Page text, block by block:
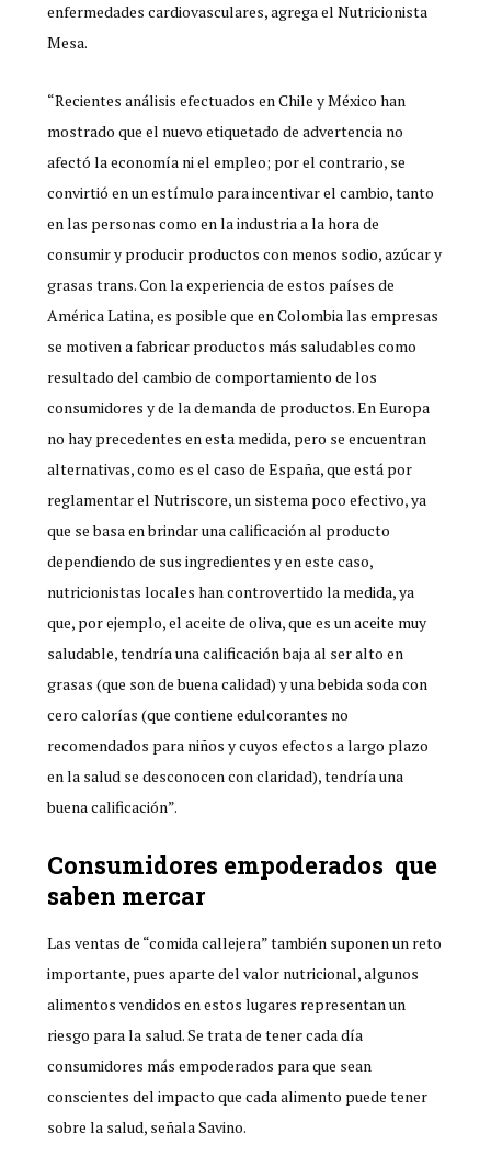
enfermedades cardiovasculares, agrega el Nutricionista
Mesa.
“Recientes análisis efectuados en Chile y México han
mostrado que el nuevo etiquetado de advertencia no
afectó la economía ni el empleo; por el contrario, se
convirtió en un estímulo para incentivar el cambio, tanto
en las personas como en la industria a la hora de
consumir y producir productos con menos sodio, azúcar y
grasas trans. Con la experiencia de estos países de
América Latina, es posible que en Colombia las empresas
se motiven a fabricar productos más saludables como
resultado del cambio de comportamiento de los
consumidores y de la demanda de productos. En Europa
no hay precedentes en esta medida, pero se encuentran
alternativas, como es el caso de España, que está por
reglamentar el Nutriscore, un sistema poco efectivo, ya
que se basa en brindar una calificación al producto
dependiendo de sus ingredientes y en este caso,
nutricionistas locales han controvertido la medida, ya
que, por ejemplo, el aceite de oliva, que es un aceite muy
saludable, tendría una calificación baja al ser alto en
grasas (que son de buena calidad) y una bebida soda con
cero calorías (que contiene edulcorantes no
recomendados para niños y cuyos efectos a largo plazo
en la salud se desconocen con claridad), tendría una
buena calificación”.
Consumidores empoderados que
saben mercar
Las ventas de “comida callejera” también suponen un reto
importante, pues aparte del valor nutricional, algunos
alimentos vendidos en estos lugares representan un
riesgo para la salud. Se trata de tener cada día
consumidores más empoderados para que sean
conscientes del impacto que cada alimento puede tener
sobre la salud, señala Savino.